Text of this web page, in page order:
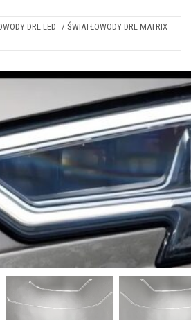
DRL LED
/ ŚWIATŁOWODY DRL MATRIX